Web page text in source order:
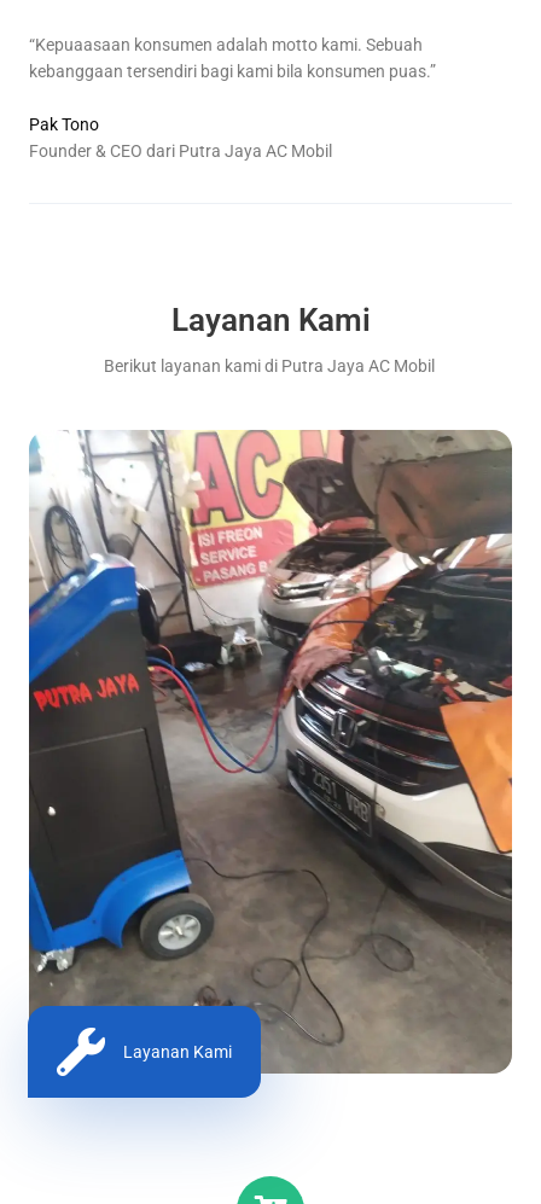
“Kepuaasaan konsumen adalah motto kami. Sebuah
kebanggaan tersendiri bagi kami bila konsumen puas.”
Pak Tono
Founder & CEO dari Putra Jaya AC Mobil
Layanan Kami
Berikut layanan kami di Putra Jaya AC Mobil
Layanan Kami